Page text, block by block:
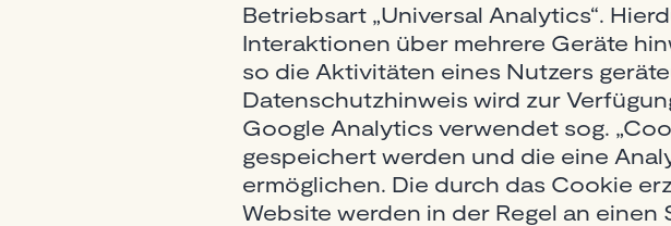
Betriebsart „Universal Analytics“.
Interaktionen über mehrere Geräte
so die Aktivitäten eines Nutzers
Datenschutzhinweis wird zur
Google Analytics verwendet sog.
gespeichert werden und die eine
ermöglichen. Die durch das Cookie
Website werden in der Regel an